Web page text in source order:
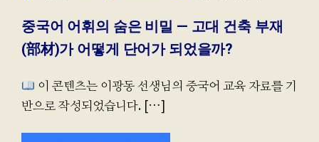
중국어 어휘의 숨은 비밀 — 고대 건축 부재
(部材)가 어떻게 단어가 되었을까?
이 콘텐츠는 이광동 선생님의 중국어 교육 자료를 기
반으로 작성되었습니다. […]